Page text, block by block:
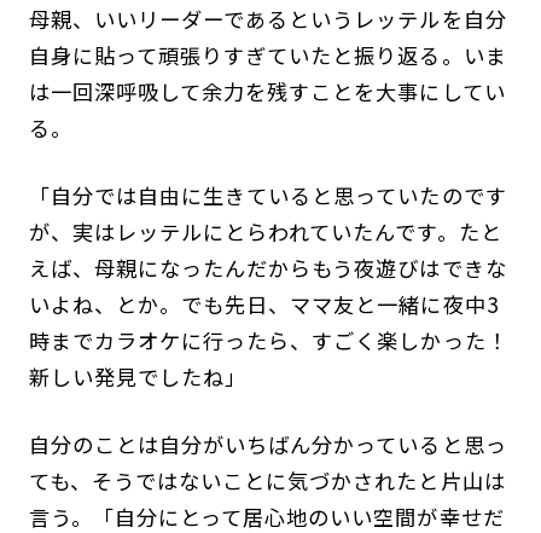
母親、いいリーダーであるというレッテルを自分
自身に貼って頑張りすぎていたと振り返る。いま
は一回深呼吸して余力を残すことを大事にしてい
る。
「自分では自由に生きていると思っていたのです
が、実はレッテルにとらわれていたんです。たと
えば、母親になったんだからもう夜遊びはできな
いよね、とか。でも先日、ママ友と一緒に夜中3
時までカラオケに行ったら、すごく楽しかった！
新しい発見でしたね」
自分のことは自分がいちばん分かっていると思っ
ても、そうではないことに気づかされたと片山は
言う。「自分にとって居心地のいい空間が幸せだ